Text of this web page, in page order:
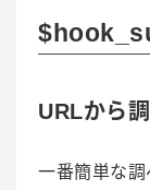
URLから
一番簡単な調